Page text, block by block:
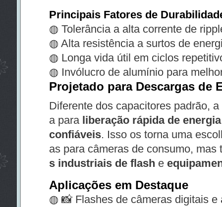
Principais Fatores de
◍ Tolerância a alta corrente de
◍ Alta resistência a surtos de
◍ Longa vida útil em ciclos
◍ Invólucro de alumínio para
Projetado para Descargas de
Diferente dos capacitores padrão,
a para liberação rápida de energia
confiáveis. Isso os torna uma
as para câmeras de consumo,
s industriais de flash e
Aplicações em Destaque
◍ 📸 Flashes de câmeras digitais e